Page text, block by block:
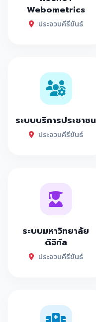
Webometrics
ประจวบคีรีขันธ์
ระบบบริการประชาชน
ประจวบคีรีขันธ์
ระบบมหาวิทยาลัย
ดิจิทัล
ประจวบคีรีขันธ์